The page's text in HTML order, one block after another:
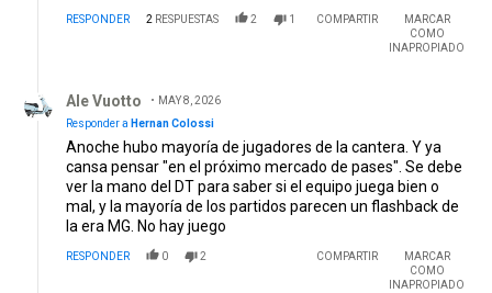
RESPONDER 2 RESPUESTAS 2 1 COMPARTIR
MARCAR
COMO
INAPROPIADO
Ale Vuotto
MAY 8, 2026
Responder a Hernan Colossi
Anoche hubo mayoría de jugadores de la cantera. Y ya
cansa pensar "en el próximo mercado de pases". Se debe
ver la mano del DT para saber si el equipo juega bien o
mal, y la mayoría de los partidos parecen un flashback de
la era MG. No hay juego
RESPONDER 0 2 COMPARTIR
MARCAR
COMO
INAPROPIADO